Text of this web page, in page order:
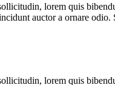
lorem quis
auctor a ornare odio.
lorem quis